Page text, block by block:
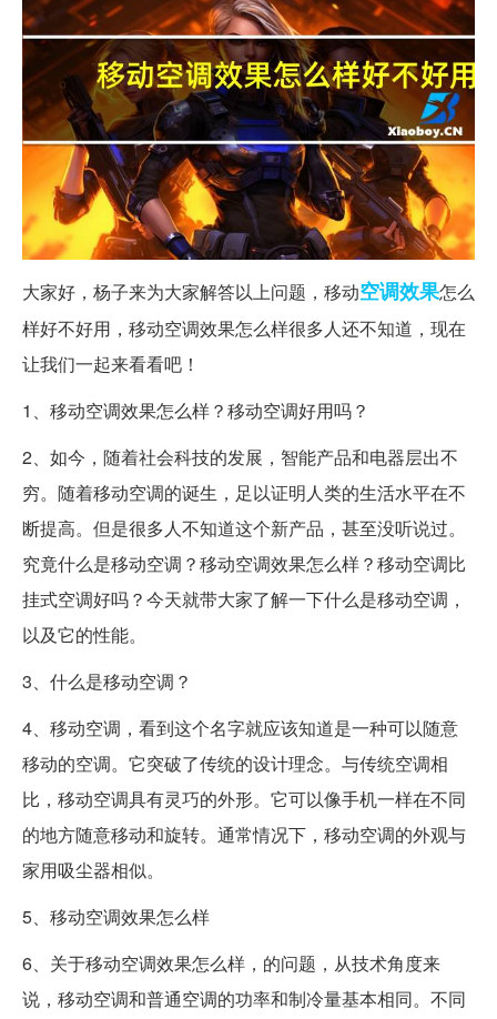
大家好，杨子来为大家解答以上问题，移动空调效果怎么
样好不好用，移动空调效果怎么样很多人还不知道，现在
让我们一起来看看吧！
1、移动空调效果怎么样？移动空调好用吗？
2、如今，随着社会科技的发展，智能产品和电器层出不
穷。随着移动空调的诞生，足以证明人类的生活水平在不
断提高。但是很多人不知道这个新产品，甚至没听说过。
究竟什么是移动空调？移动空调效果怎么样？移动空调比
挂式空调好吗？今天就带大家了解一下什么是移动空调，
以及它的性能。
3、什么是移动空调？
4、移动空调，看到这个名字就应该知道是一种可以随意
移动的空调。它突破了传统的设计理念。与传统空调相
比，移动空调具有灵巧的外形。它可以像手机一样在不同
的地方随意移动和旋转。通常情况下，移动空调的外观与
家用吸尘器相似。
5、移动空调效果怎么样
6、关于移动空调效果怎么样，的问题，从技术角度来
说，移动空调和普通空调的功率和制冷量基本相同。不同